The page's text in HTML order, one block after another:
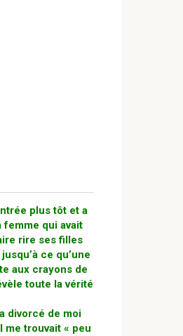
plus tôt et a
femme qui avait
rire ses filles
ce qu’une
aux crayons de
toute la vérité
divorcé de moi
me trouvait « peu